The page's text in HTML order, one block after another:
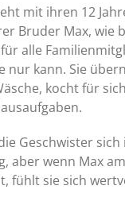
mit ihren 12
Bruder Max, wie
alle
nur kann. Sie
kocht für
Geschwister
wenn Max
fühlt sie sich